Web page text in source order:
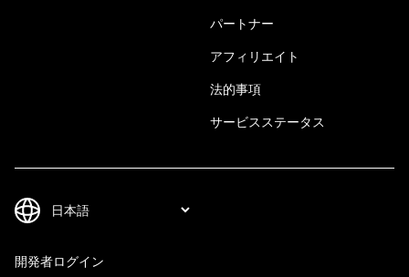
パートナー
アフィリエイト
法的事項
サービスステータス
開発者ログイン